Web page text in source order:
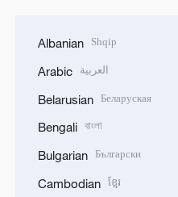
Albanian Shqip
Arabic العربية
Belarusian Беларуская
Bengali বাংলা
Bulgarian Български
Cambodian ខ្មែរ